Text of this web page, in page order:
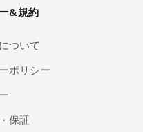
&規約
ついて
ポリシー
保証